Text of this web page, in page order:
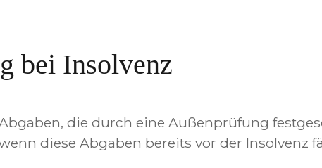
bei Insolvenz
die durch eine Außenprüfung
diese Abgaben bereits vor der Insolvenz